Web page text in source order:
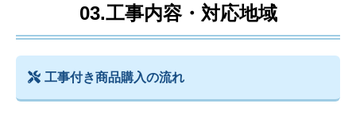
03.工事内容・対応地域
工事付き商品購入の流れ